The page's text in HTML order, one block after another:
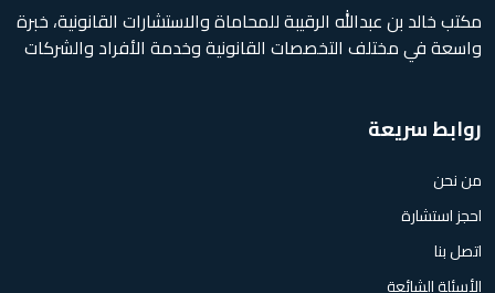
مكتب خالد بن عبدالله الرقيبة للمحاماة والاستشارات القانونية، خبرة
واسعة في مختلف التخصصات القانونية وخدمة الأفراد والشركات
روابط سريعة
من نحن
احجز استشارة
اتصل بنا
الأسئلة الشائعة